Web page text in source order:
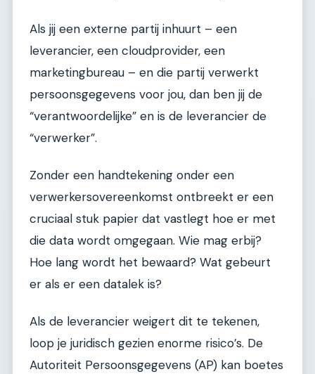
Als jij een externe partij inhuurt – een
leverancier, een cloudprovider, een
marketingbureau – en die partij verwerkt
persoonsgegevens voor jou, dan ben jij de
“verantwoordelijke” en is de leverancier de
“verwerker”.
Zonder een handtekening onder een
verwerkersovereenkomst ontbreekt er een
cruciaal stuk papier dat vastlegt hoe er met
die data wordt omgegaan. Wie mag erbij?
Hoe lang wordt het bewaard? Wat gebeurt
er als er een datalek is?
Als de leverancier weigert dit te tekenen,
loop je juridisch gezien enorme risico’s. De
Autoriteit Persoonsgegevens (AP) kan boetes